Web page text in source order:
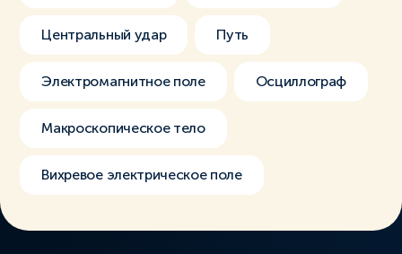
Центральный удар Путь
Электромагнитное поле Осциллограф
Макроскопическое тело
Вихревое электрическое поле